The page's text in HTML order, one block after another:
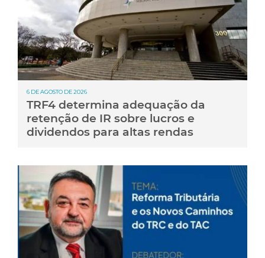
6 DE AGOSTO DE 2026
TRF4 determina adequação da
retenção de IR sobre lucros e
dividendos para altas rendas